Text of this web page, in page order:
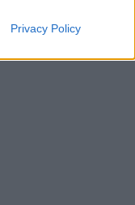
Privacy Policy